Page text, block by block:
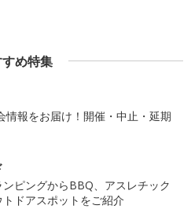
め特集
情報をお届け！開催・中止・延期
ピングからBBQ、アスレチック
ドアスポットをご紹介